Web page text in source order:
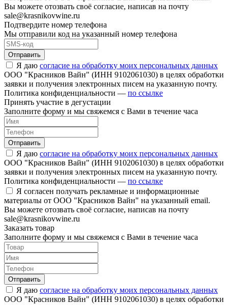
Вы можете отозвать своё согласие, написав на почту
sale@krasnikovwine.ru
Подтвердите номер телефона
Мы отправили код на указанный номер телефона
Отправить
Я даю согласие на обработку моих персональных данных
ООО "Красников Вайн" (ИНН 9102061030) в целях обработки
заявки и получения электронных писем на указанную почту.
Политика конфиденциальности — по ссылке
Принять участие в дегустации
Заполните форму и мы свяжемся с Вами в течение часа
Отправить
Я даю согласие на обработку моих персональных данных
ООО "Красников Вайн" (ИНН 9102061030) в целях обработки
заявки и получения электронных писем на указанную почту.
Политика конфиденциальности — по ссылке
Я согласен получать рекламные и информационные
материалы от ООО "Красников Вайн" на указанный email.
Вы можете отозвать своё согласие, написав на почту
sale@krasnikovwine.ru
Заказать товар
Заполните форму и мы свяжемся с Вами в течение часа
Отправить
Я даю согласие на обработку моих персональных данных
ООО "Красников Вайн" (ИНН 9102061030) в целях обработки